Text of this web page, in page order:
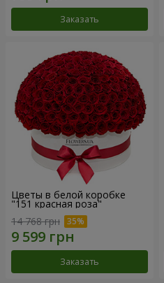
Заказать
Цветы в белой коробке
"151 красная роза"
14 768 грн
Заказать